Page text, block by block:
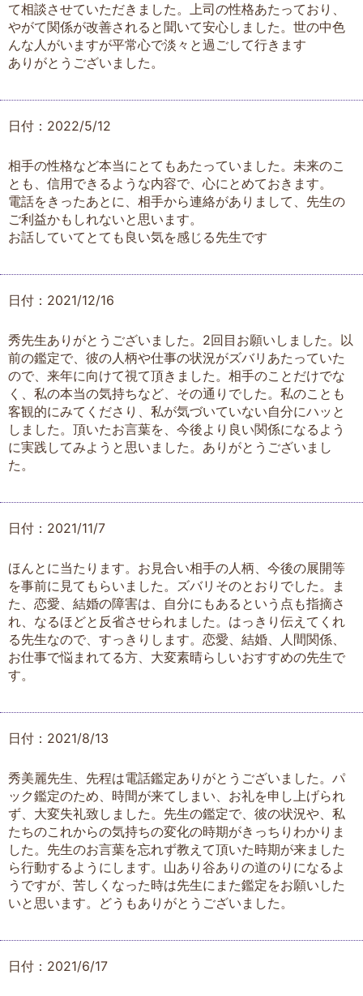
て相談させていただきました。上司の性格あたっており、
やがて関係が改善されると聞いて安心しました。世の中色
んな人がいますが平常心で淡々と過ごして行きます
ありがとうございました。
日付：2022/5/12
相手の性格など本当にとてもあたっていました。未来のこ
とも、信用できるような内容で、心にとめておきます。
電話をきったあとに、相手から連絡がありまして、先生の
ご利益かもしれないと思います。
お話していてとても良い気を感じる先生です
日付：2021/12/16
秀先生ありがとうございました。2回目お願いしました。以
前の鑑定で、彼の人柄や仕事の状況がズバリあたっていた
ので、来年に向けて視て頂きました。相手のことだけでな
く、私の本当の気持ちなど、その通りでした。私のことも
客観的にみてくださり、私が気づいていない自分にハッと
しました。頂いたお言葉を、今後より良い関係になるよう
に実践してみようと思いました。ありがとうございまし
た。
日付：2021/11/7
ほんとに当たります。お見合い相手の人柄、今後の展開等
を事前に見てもらいました。ズバリそのとおりでした。ま
た、恋愛、結婚の障害は、自分にもあるという点も指摘さ
れ、なるほどと反省させられました。はっきり伝えてくれ
る先生なので、すっきりします。恋愛、結婚、人間関係、
お仕事で悩まれてる方、大変素晴らしいおすすめの先生で
す。
日付：2021/8/13
秀美麗先生、先程は電話鑑定ありがとうございました。パ
ック鑑定のため、時間が来てしまい、お礼を申し上げられ
ず、大変失礼致しました。先生の鑑定で、彼の状況や、私
たちのこれからの気持ちの変化の時期がきっちりわかりま
した。先生のお言葉を忘れず教えて頂いた時期が来ました
ら行動するようにします。山あり谷ありの道のりになるよ
うですが、苦しくなった時は先生にまた鑑定をお願いした
いと思います。どうもありがとうございました。
日付：2021/6/17